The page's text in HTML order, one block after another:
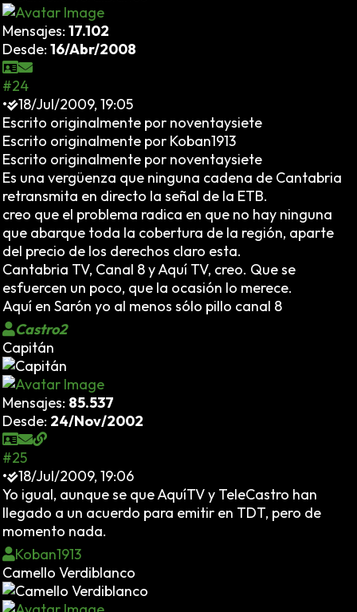
Mensajes: 17.102
Desde: 16/Abr/2008
#24
•
18/Jul/2009, 19:05
Escrito originalmente por noventaysiete
Escrito originalmente por Koban1913
Escrito originalmente por noventaysiete
Es una vergüenza que ninguna cadena de Cantabria
retransmita en directo la señal de la ETB.
creo que el problema radica en que no hay ninguna
que abarque toda la cobertura de la región, aparte
del precio de los derechos claro esta.
Cantabria TV, Canal 8 y Aquí TV, creo. Que se
esfuercen un poco, que la ocasión lo merece.
Aquí en Sarón yo al menos sólo pillo canal 8
Castro2
Capitán
Mensajes: 85.537
Desde: 24/Nov/2002
#25
•
18/Jul/2009, 19:06
Yo igual, aunque se que AquíTV y TeleCastro han
llegado a un acuerdo para emitir en TDT, pero de
momento nada.
Koban1913
Camello Verdiblanco